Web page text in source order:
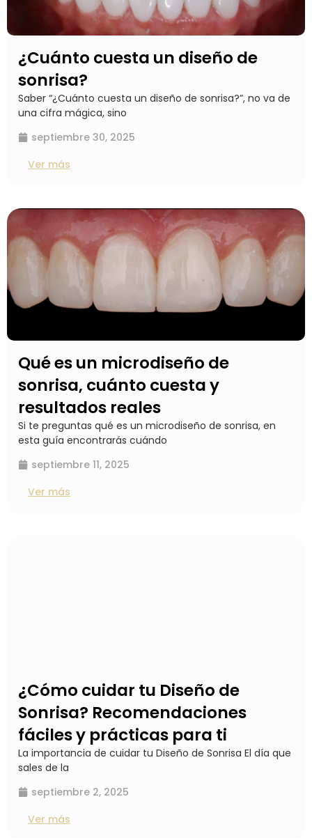
¿Cuánto cuesta un diseño de
sonrisa?
Saber “¿Cuánto cuesta un diseño de sonrisa?”, no va de
una cifra mágica, sino
septiembre 30, 2025
Ver más
Qué es un microdiseño de
sonrisa, cuánto cuesta y
resultados reales
Si te preguntas qué es un microdiseño de sonrisa, en
esta guía encontrarás cuándo
septiembre 11, 2025
Ver más
¿Cómo cuidar tu Diseño de
Sonrisa? Recomendaciones
fáciles y prácticas para ti
La importancia de cuidar tu Diseño de Sonrisa El día que
sales de la
septiembre 2, 2025
Ver más